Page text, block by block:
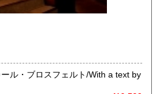
新旧様々魅力的な書籍が彩ります。
まで時代、ジャンルを問わず
会いをお届けいたします。
ペースがございます。
ます。